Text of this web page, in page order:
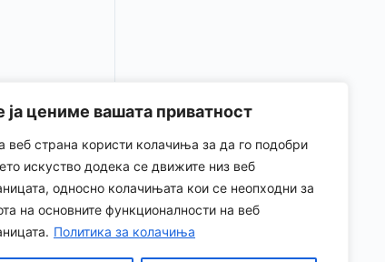
ја цениме вашата приватност
веб страна користи колачиња за да го подобри
искуство додека се движите низ веб
односно колачињата кои се неопходни за
на основните функционалности на веб
Политика за колачиња